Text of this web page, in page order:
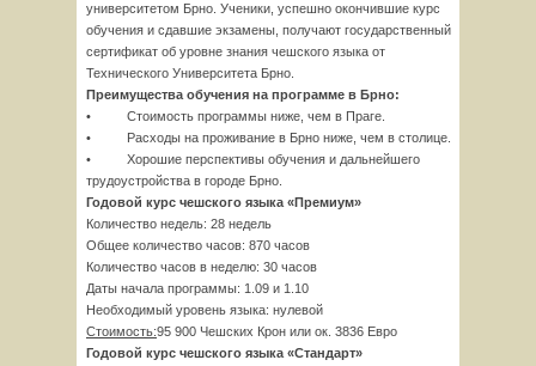
университетом Брно. Ученики, успешно окончившие курс
обучения и сдавшие экзамены, получают государственный
сертификат об уровне знания чешского языка от
Технического Университета Брно.
Преимущества обучения на программе в Брно:
• Стоимость программы ниже, чем в Праге.
• Расходы на проживание в Брно ниже, чем в столице.
• Хорошие перспективы обучения и дальнейшего
трудоустройства в городе Брно.
Годовой курс чешского языка «Премиум»
Количество недель: 28 недель
Общее количество часов: 870 часов
Количество часов в неделю: 30 часов
Даты начала программы: 1.09 и 1.10
Необходимый уровень языка: нулевой
Стоимость:95 900 Чешских Крон или ок. 3836 Евро
Годовой курс чешского языка «Стандарт»